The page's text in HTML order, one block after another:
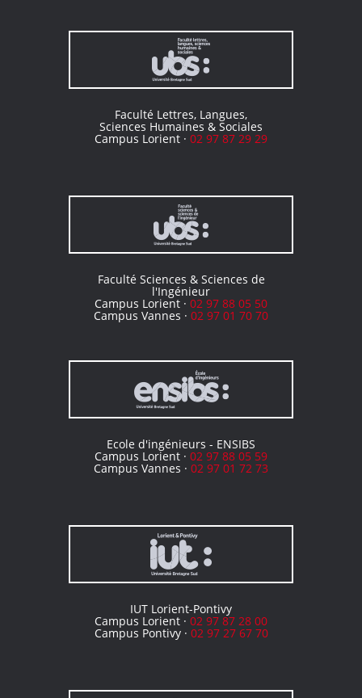
Faculté Lettres, Langues,
Sciences Humaines & Sociales
Campus Lorient · 02 97 87 29 29
Faculté Sciences & Sciences de
l'Ingénieur
Campus Lorient · 02 97 88 05 50
Campus Vannes · 02 97 01 70 70
Ecole d'ingénieurs - ENSIBS
Campus Lorient · 02 97 88 05 59
Campus Vannes · 02 97 01 72 73
IUT Lorient-Pontivy
Campus Lorient · 02 97 87 28 00
Campus Pontivy · 02 97 27 67 70